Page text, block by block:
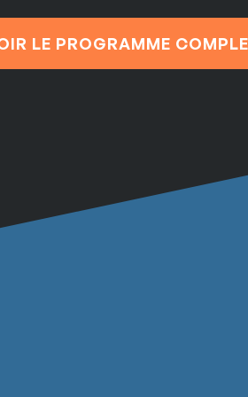
LE PROGRAMME